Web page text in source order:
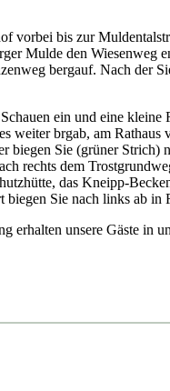
vorbei bis zur
Mulde den Wiesenweg
bergauf. Nach der
ein und eine
weiter brgab, am
biegen Sie (grüner
rechts dem
das Kneipp-
biegen Sie nach links ab in
erhalten unsere Gäste in